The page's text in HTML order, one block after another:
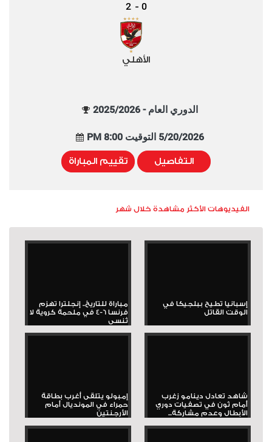
0
-
2
الأهلي
الدوري العام - 2025/2026
5/20/2026 التوقيت 8:00 PM
التفاصيل تقييم المباراة
الفيديوهات الأكثر مشاهدة خلال شهر
إسبانيا تطيح ببلجيكا في
الوقت القاتل
مباراة للتاريخ.. إنجلترا تهزم
فرنسا 6-4 في ملحمة كروية لا
تُنسى
شاهد تعادل دينامو زغرب
أمام ثون في تصفيات دوري
الأبطال وعدم مشاركة...
إمبولو يتلقى أغرب بطاقة
حمراء في المونديال أمام
الأرجنتين